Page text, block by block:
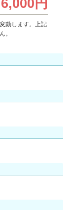
6,000円
動します。上記
。